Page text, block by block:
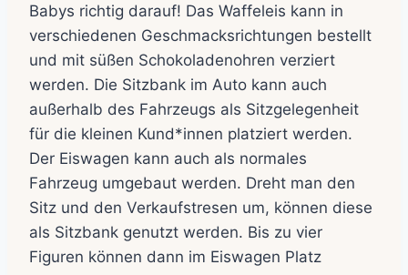
Babys richtig darauf! Das Waffeleis kann in
verschiedenen Geschmacksrichtungen bestellt
und mit süßen Schokoladenohren verziert
werden. Die Sitzbank im Auto kann auch
außerhalb des Fahrzeugs als Sitzgelegenheit
für die kleinen Kund*innen platziert werden.
Der Eiswagen kann auch als normales
Fahrzeug umgebaut werden. Dreht man den
Sitz und den Verkaufstresen um, können diese
als Sitzbank genutzt werden. Bis zu vier
Figuren können dann im Eiswagen Platz